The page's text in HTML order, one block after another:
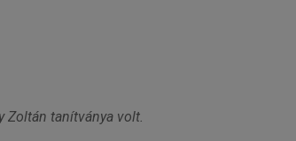
Zoltán tanítványa volt.